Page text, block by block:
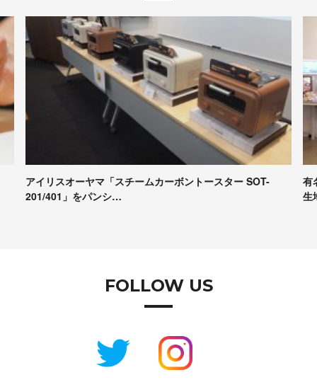
有名パンシェルジュたちが本音で評価！Pascoの冷凍パン
生地試食＆座談会レポート
【
コ
FOLLOW US